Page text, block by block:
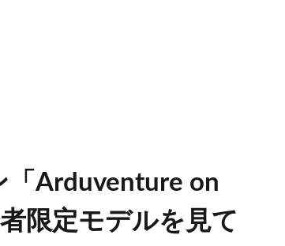
「Arduventure on
限定モデルを見て